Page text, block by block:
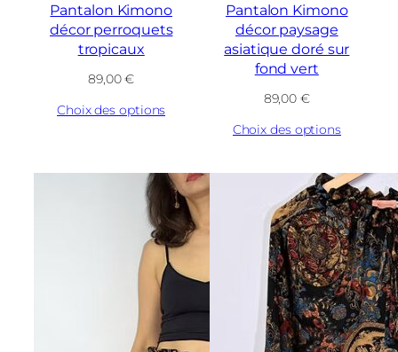
Pantalon Kimono
décor perroquets
tropicaux
89,00€
Choix des options
Pantalon Kimono
décor paysage
asiatique doré sur
fond vert
89,00€
Choix des options